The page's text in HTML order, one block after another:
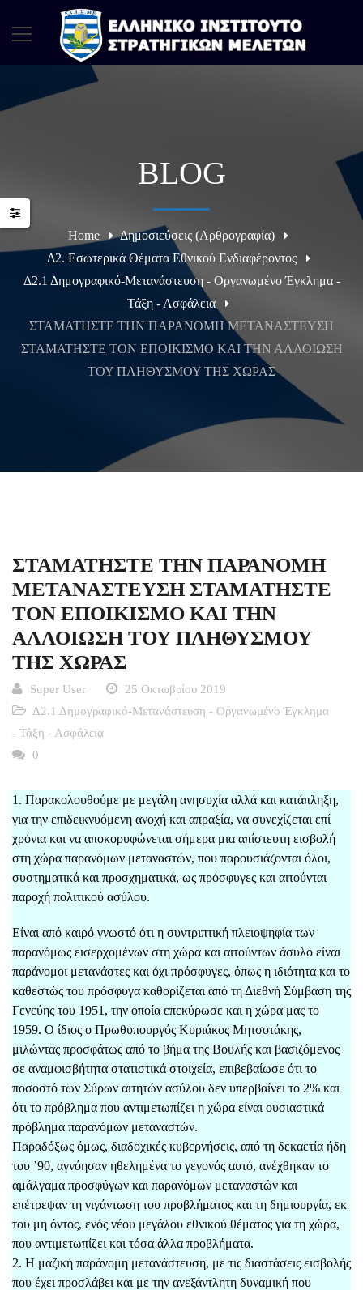
BLOG
Home
Δημοσιεύσεις (Αρθρογραφία)
Δ2. Εσωτερικά Θέματα Εθνικού Ενδιαφέροντος
Δ2.1 Δημογραφικό-Μετανάστευση - Οργανωμένο Έγκλημα -
Τάξη - Ασφάλεια
ΣΤΑΜΑΤΗΣΤΕ ΤΗΝ ΠΑΡΑΝΟΜΗ ΜΕΤΑΝΑΣΤΕΥΣΗ
ΣΤΑΜΑΤΗΣΤΕ ΤΟΝ ΕΠΟΙΚΙΣΜΟ ΚΑΙ ΤΗΝ ΑΛΛΟΙΩΣΗ
ΤΟΥ ΠΛΗΘΥΣΜΟΥ ΤΗΣ ΧΩΡΑΣ
ΣΤΑΜΑΤΗΣΤΕ ΤΗΝ ΠΑΡΑΝΟΜΗ
ΜΕΤΑΝΑΣΤΕΥΣΗ ΣΤΑΜΑΤΗΣΤΕ
ΤΟΝ ΕΠΟΙΚΙΣΜΟ ΚΑΙ ΤΗΝ
ΑΛΛΟΙΩΣΗ ΤΟΥ ΠΛΗΘΥΣΜΟΥ
ΤΗΣ ΧΩΡΑΣ
Super User
25 Οκτωβρίου 2019
Δ2.1 Δημογραφικό-Μετανάστευση - Οργανωμένο Έγκλημα
- Τάξη - Ασφάλεια
0
1. Παρακολουθούμε με μεγάλη ανησυχία αλλά και κατάπληξη,
για την επιδεικνυόμενη ανοχή και απραξία, να συνεχίζεται επί
χρόνια και να αποκορυφώνεται σήμερα μια απίστευτη εισβολή
στη χώρα παρανόμων μεταναστών, που παρουσιάζονται όλοι,
συστηματικά και προσχηματικά, ως πρόσφυγες και αιτούνται
παροχή πολιτικού ασύλου.
Είναι από καιρό γνωστό ότι η συντριπτική πλειοψηφία των
παρανόμως εισερχομένων στη χώρα και αιτούντων άσυλο είναι
παράνομοι μετανάστες και όχι πρόσφυγες, όπως η ιδιότητα και το
καθεστώς του πρόσφυγα καθορίζεται από τη Διεθνή Σύμβαση της
Γενεύης του 1951, την οποία επεκύρωσε και η χώρα μας το
1959. Ο ίδιος ο Πρωθυπουργός Κυριάκος Μητσοτάκης,
μιλώντας προσφάτως από το βήμα της Βουλής και βασιζόμενος
σε αναμφισβήτητα στατιστικά στοιχεία, επιβεβαίωσε ότι το
ποσοστό των Σύρων αιτητών ασύλου δεν υπερβαίνει το 2% και
ότι το πρόβλημα που αντιμετωπίζει η χώρα είναι ουσιαστικά
πρόβλημα παρανόμων μεταναστών.
Παραδόξως όμως, διαδοχικές κυβερνήσεις, από τη δεκαετία ήδη
του ’90, αγνόησαν ηθελημένα το γεγονός αυτό, ανέχθηκαν το
αμάλγαμα προσφύγων και παρανόμων μεταναστών και
επέτρεψαν τη γιγάντωση του προβλήματος και τη δημιουργία, εκ
του μη όντος, ενός νέου μεγάλου εθνικού θέματος για τη χώρα,
που αντιμετωπίζει και τόσα άλλα προβλήματα.
2. Η μαζική παράνομη μετανάστευση, με τις διαστάσεις εισβολής
που έχει προσλάβει και με την ανεξάντλητη δυναμική που